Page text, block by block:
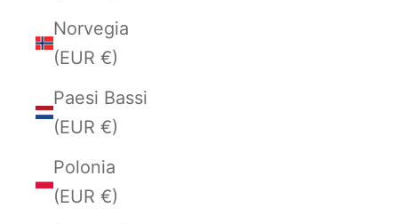
Norvegia
(EUR €)
Paesi Bassi
(EUR €)
Polonia
(EUR €)